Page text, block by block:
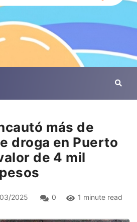
más de
droga en Puerto
de 4 mil
2025 0 1 minute read